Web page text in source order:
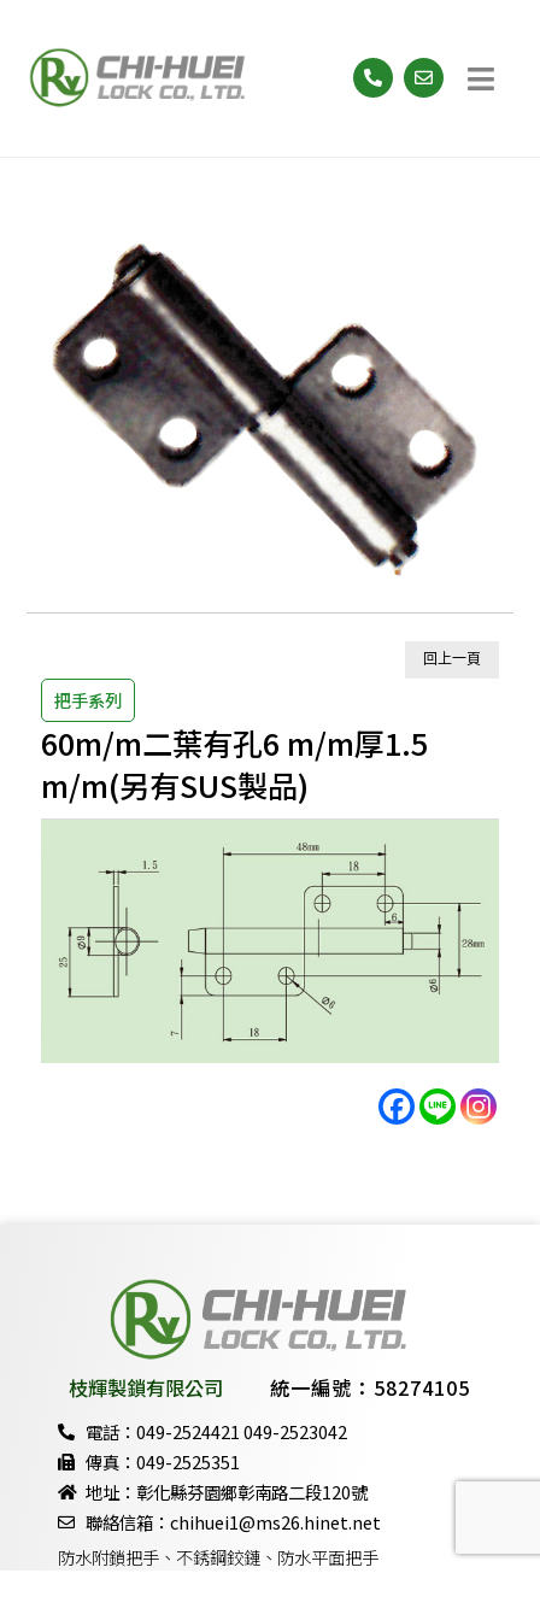
回上一頁
把手系列
60m/m二葉有孔6 m/m厚1.5
m/m(另有SUS製品)
枝輝製鎖有限公司 統一編號：58274105
電話：049-2524421 049-2523042
傳真：049-2525351
地址：彰化縣芬園鄉彰南路二段120號
聯絡信箱：chihuei1@ms26.hinet.net
防水附鎖把手、不銹鋼鉸鏈、防水平面把手